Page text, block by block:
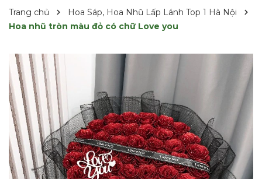
Trang chủ
Hoa Sáp, Hoa Nhũ Lấp Lánh Top 1 Hà Nội
Hoa nhũ tròn màu đỏ có chữ Love you